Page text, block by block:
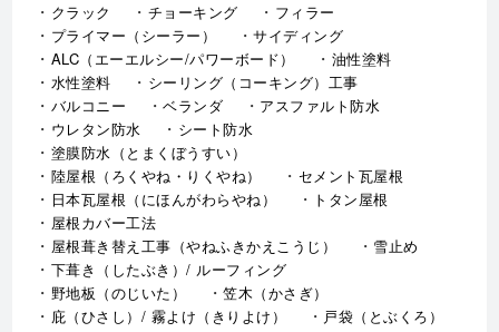
クラック チョーキング
フィラー
プライマー（シーラー）
サイディング
ALC（エーエルシー/パワーボード）
油性塗料
水性塗料
シーリング（コーキング）工事
バルコニー
ベランダ
アスファルト防水
ウレタン防水
シート防水
塗膜防水（とまくぼうすい）
陸屋根（ろくやね・りくやね）
セメント瓦屋根
日本瓦屋根（にほんがわらやね）
トタン屋根
屋根カバー工法
屋根葺き替え工事（やねふきかえこうじ）
雪止め
下葺き（したぶき）/ ルーフィング
野地板（のじいた）
笠木（かさぎ）
庇（ひさし）/ 霧よけ（きりよけ）
戸袋（とぶくろ）